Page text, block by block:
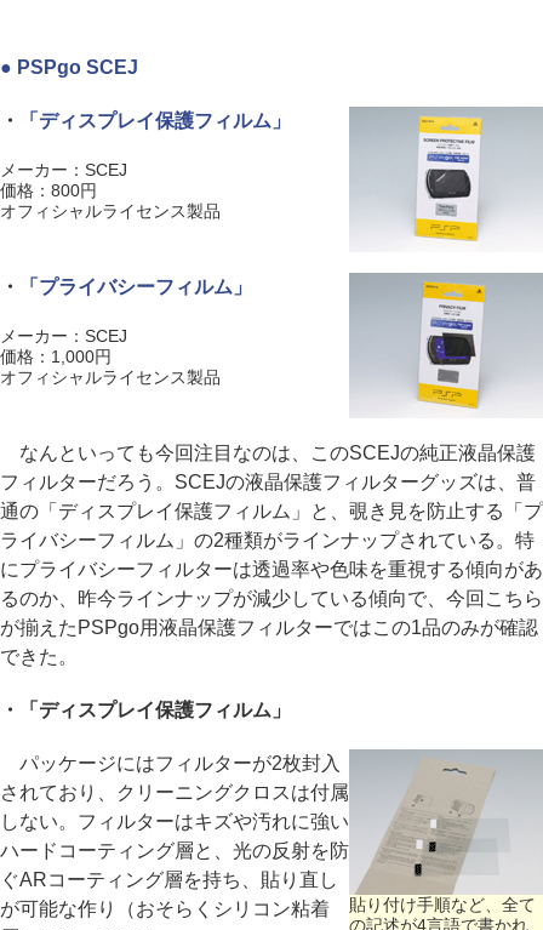
● PSPgo SCEJ
・ 「ディスプレイ保護フィルム」
メーカー：SCEJ
価格：800円
オフィシャルライセンス製品
・ 「プライバシーフィルム」
メーカー：SCEJ
価格：1,000円
オフィシャルライセンス製品
なんといっても今回注目なのは、このSCEJの純正液晶保護
フィルターだろう。SCEJの液晶保護フィルターグッズは、普
通の「ディスプレイ保護フィルム」と、覗き見を防止する「プ
ライバシーフィルム」の2種類がラインナップされている。特
にプライバシーフィルターは透過率や色味を重視する傾向があ
るのか、昨今ラインナップが減少している傾向で、今回こちら
が揃えたPSPgo用液晶保護フィルターではこの1品のみが確認
できた。
・「ディスプレイ保護フィルム」
貼り付け手順など、全て
の記述が4言語で書かれ
パッケージにはフィルターが2枚封入
されており、クリーニングクロスは付属
しない。フィルターはキズや汚れに強い
ハードコーティング層と、光の反射を防
ぐARコーティング層を持ち、貼り直し
が可能な作り（おそらくシリコン粘着